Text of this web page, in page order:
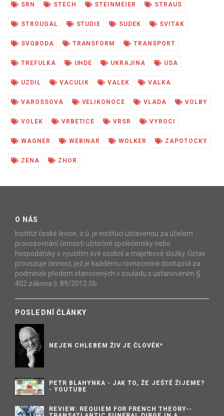
SRN STECH STEINMEIER STRAUS
STROUGAL STUDIE SUDEK SVITAK
SVOBODA TRANSFORM TRANSPORT
TREFULKA UHDE UKRAJINA USA
UZDIL VACULIK VALEK VALKA
VAROSSOVA VELIKONOCE VLADA VOLBY
VOLEK VRBETICE VRSR VYROCI
WAGNER WEBINAR WOLKER ZAPOTOCKY
ZENA ZHOR
O NÁS
Institut české levice, z.ú. je institucí ustavenou za účelem
provozovnání činnosti užitečné společensky nebo
hospodářsky s využitím své osobní a majetkové složky. Ústav
provozuje činnost, jež je každému rovnocenně dostupná za
podmínek předem stanovených v souladu s ustanovením §
402 zákona č. 89/2012 Sb.
POSLEDNÍ ČLÁNKY
NEJEN CHLEBEM ŽIV JE ČLOVĚK*
PETR BLAHYNKA - JAK TO, ŽE JEŠTĚ ŽIJEME?
- YOUTUBE
REVIEW: REQUIEM FOR FRENCH THEORY--